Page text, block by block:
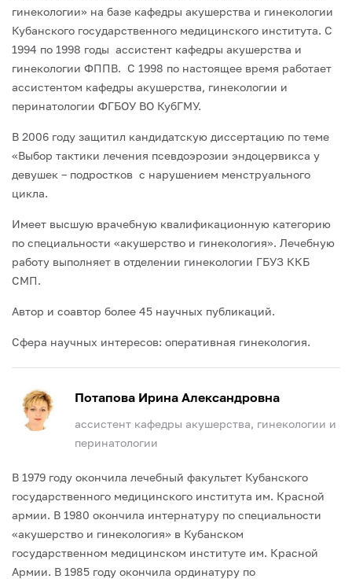
гинекологии» на базе кафедры акушерства и гинекологии
Кубанского государственного медицинского института. С
1994 по 1998 годы ассистент кафедры акушерства и
гинекологии ФППВ. С 1998 по настоящее время работает
ассистентом кафедры акушерства, гинекологии и
перинатологии ФГБОУ ВО КубГМУ.
В 2006 году защитил кандидатскую диссертацию по теме
«Выбор тактики лечения псевдоэрозии эндоцервикса у
девушек – подростков с нарушением менструального
цикла.
Имеет высшую врачебную квалификационную категорию
по специальности «акушерство и гинекология». Лечебную
работу выполняет в отделении гинекологии ГБУЗ ККБ
СМП.
Автор и соавтор более 45 научных публикаций.
Сфера научных интересов: оперативная гинекология.
Потапова Ирина Александровна
ассистент кафедры акушерства, гинекологии и
перинатологии
В 1979 году окончила лечебный факультет Кубанского
государственного медицинского института им. Красной
армии. В 1980 окончила интернатуру по специальности
«акушерство и гинекология» в Кубанском
государственном медицинском институте им. Красной
Армии. В 1985 году окончила ординатуру по